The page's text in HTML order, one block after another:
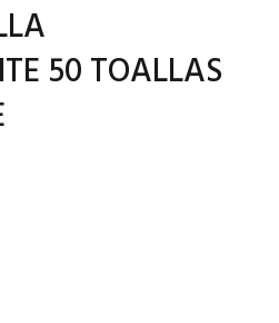
50 TOALLAS